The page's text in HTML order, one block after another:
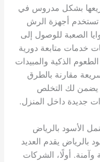
بشكل مدروس في
تستخدم أجهزة الرش
الصعبة للوصول إلى
خدمات متابعة دورية
الذكية والمبيدات
مقارنة بالطرق
يضمن لك التخلص
جديدة داخل المنزل.
الأسود بالرياض
يقدم العديد
أولًا، الشركات